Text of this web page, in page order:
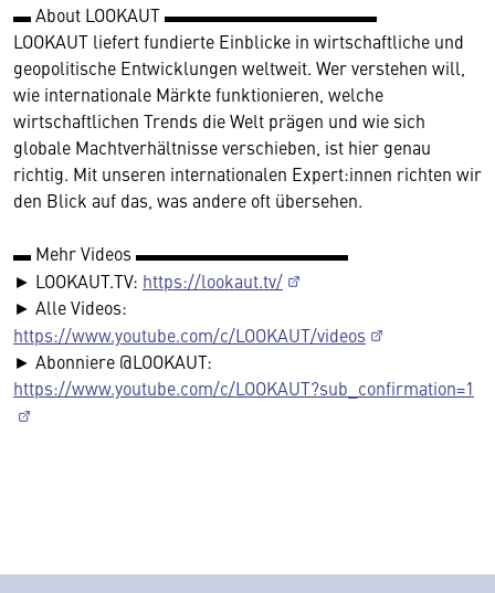
▬ About LOOKAUT ▬▬▬▬▬▬▬▬▬▬▬▬
LOOKAUT liefert fundierte Einblicke in wirtschaftliche und
geopolitische Entwicklungen weltweit. Wer verstehen will,
wie internationale Märkte funktionieren, welche
wirtschaftlichen Trends die Welt prägen und wie sich
globale Machtverhältnisse verschieben, ist hier genau
richtig. Mit unseren internationalen Expert:innen richten wir
den Blick auf das, was andere oft übersehen.
▬ Mehr Videos ▬▬▬▬▬▬▬▬▬▬▬▬
► LOOKAUT.TV: https://lookaut.tv/
► Alle Videos:
https://www.youtube.com/c/LOOKAUT/videos
► Abonniere @LOOKAUT:
https://www.youtube.com/c/LOOKAUT?sub_confirmation=1